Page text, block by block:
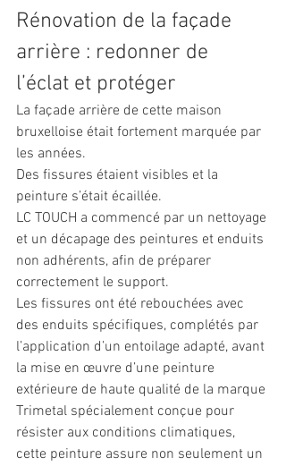
Rénovation de la façade
arrière : redonner de
l’éclat et protéger
La façade arrière de cette maison
bruxelloise était fortement marquée par
les années.
Des fissures étaient visibles et la
peinture s’était écaillée.
LC TOUCH a commencé par un nettoyage
et un décapage des peintures et enduits
non adhérents, afin de préparer
correctement le support.
Les fissures ont été rebouchées avec
des enduits spécifiques, complétés par
l’application d’un entoilage adapté, avant
la mise en œuvre d’une peinture
extérieure de haute qualité de la marque
Trimetal spécialement conçue pour
résister aux conditions climatiques,
cette peinture assure non seulement un